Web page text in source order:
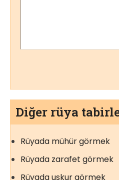
Diğer rüya
Rüyada mühür görmek
Rüyada zarafet görmek
Rüyada uskur görmek